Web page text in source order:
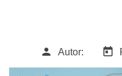
person Autor: today